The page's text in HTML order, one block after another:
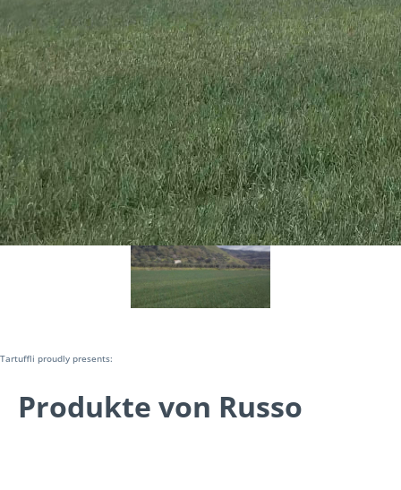
Tartuffli proudly presents:
Produkte von Russo